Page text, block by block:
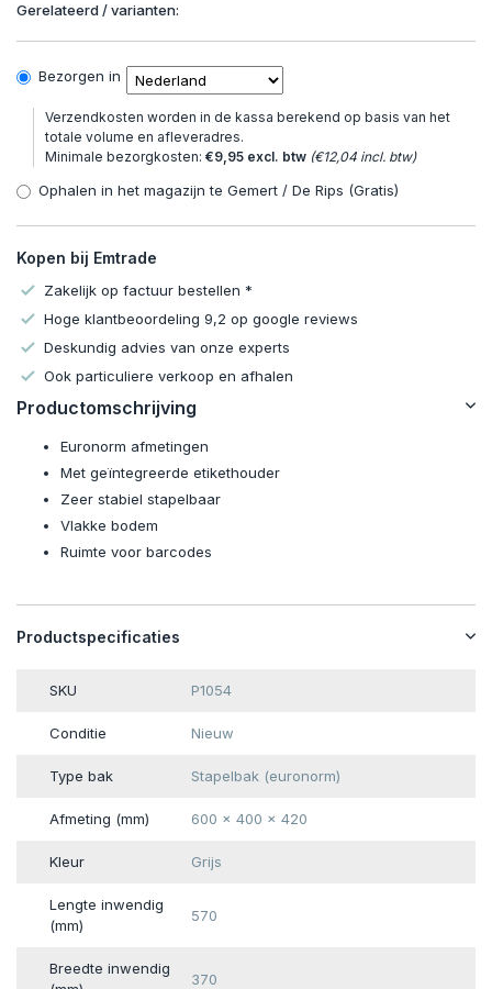
Gerelateerd / varianten:
Bezorgen in
Verzendkosten worden in de kassa berekend op basis van het
totale volume en afleveradres.
Minimale bezorgkosten: €9,95 excl. btw (€12,04 incl. btw)
Ophalen in het magazijn te Gemert / De Rips (Gratis)
Kopen bij Emtrade
Zakelijk op factuur bestellen *
Hoge klantbeoordeling 9,2 op google reviews
Deskundig advies van onze experts
Ook particuliere verkoop en afhalen
Productomschrijving
Euronorm afmetingen
Met geïntegreerde etikethouder
Zeer stabiel stapelbaar
Vlakke bodem
Ruimte voor barcodes
Productspecificaties
SKU P1054
Conditie Nieuw
Type bak Stapelbak (euronorm)
Afmeting (mm) 600 x 400 x 420
Kleur Grijs
Lengte inwendig
(mm)
570
Breedte inwendig
370